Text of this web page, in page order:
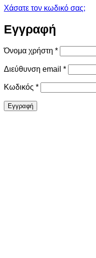
Χάσατε τον κωδικό σας;
Εγγραφή
Όνομα χρήστη *Απαιτείται
Διεύθυνση email *Απαιτείται
Κωδικός *Απαιτείται
Εγγραφή